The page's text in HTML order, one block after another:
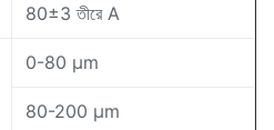
80±3 তীরে A
0-80 μm
80-200 μm